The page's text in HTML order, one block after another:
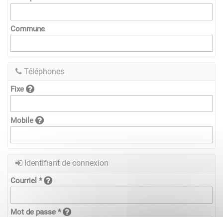
Commune
Téléphones
Fixe
Mobile
Identifiant de connexion
Courriel *
Mot de passe *